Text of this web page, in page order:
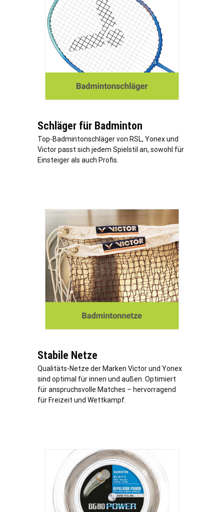
Schläger für Badminton
Top-Badmintonschläger von RSL, Yonex und
Victor passt sich jedem Spielstil an, sowohl für
Einsteiger als auch Profis.
Stabile Netze
Qualitäts-Netze der Marken Victor und Yonex
sind optimal für innen und außen. Optimiert
für anspruchsvolle Matches – hervorragend
für Freizeit und Wettkampf.